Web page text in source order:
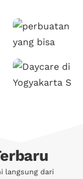
langsung dari